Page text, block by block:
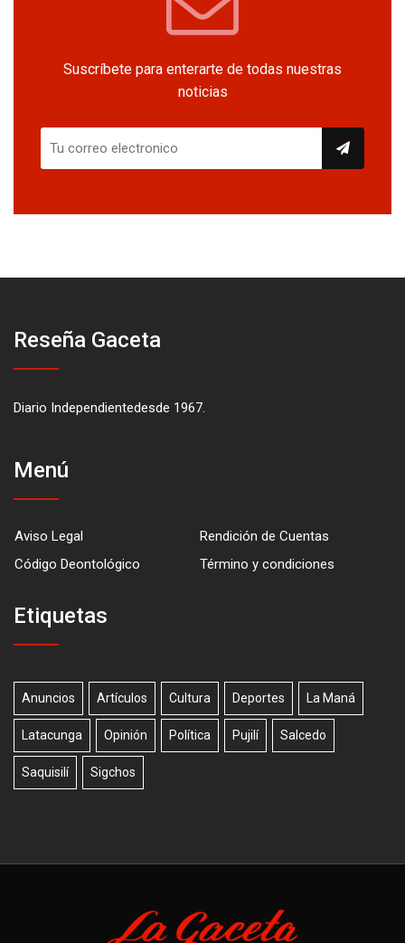
Suscríbete para enterarte de todas nuestras
noticias
Reseña Gaceta
Diario Independientedesde 1967.
Menú
Aviso Legal
Rendición de Cuentas
Código Deontológico
Término y condiciones
Etiquetas
Anuncios Artículos Cultura Deportes La Maná
Latacunga Opinión Política Pujilí Salcedo
Saquisilí Sigchos